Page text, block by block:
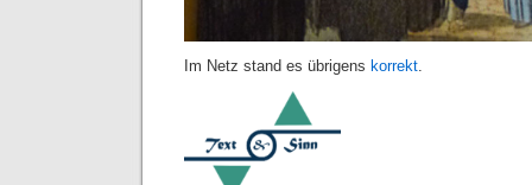
Im Netz stand es übrigens korrekt.